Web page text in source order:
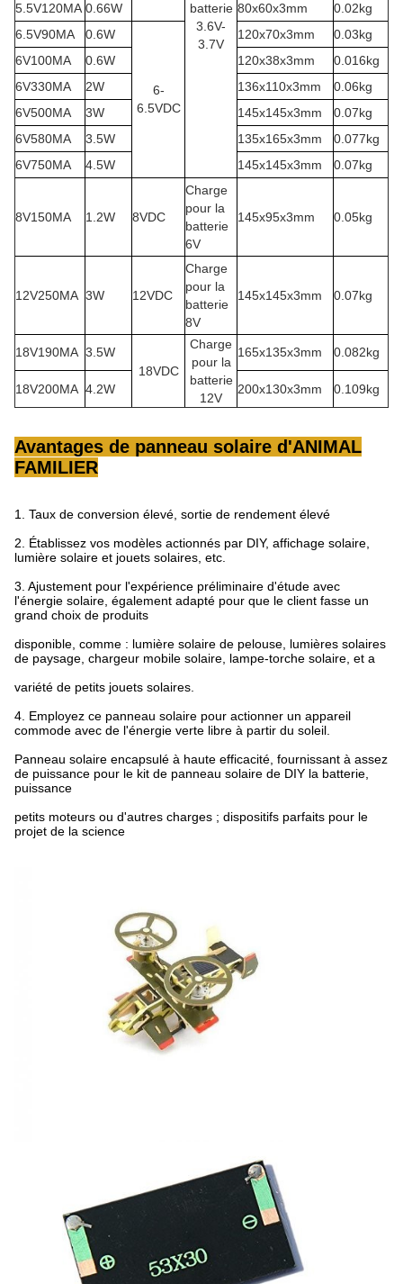
batterie
3.6V-
3.7V
5.5V120MA 0.66W 80x60x3mm
0.02kg
6.5V90MA
0.6W
6-
6.5VDC
120x70x3mm
0.03kg
6V100MA
0.6W 120x38x3mm
0.016kg
6V330MA
2W 136x110x3mm
0.06kg
6V500MA
3W 145x145x3mm
0.07kg
6V580MA
3.5W 135x165x3mm
0.077kg
6V750MA
4.5W 145x145x3mm 0.07kg
8V150MA 1.2W 8VDC
Charge
pour la
batterie
6V
145x95x3mm 0.05kg
12V250MA 3W 12VDC
Charge
pour la
batterie
8V
145x145x3mm 0.07kg
18V190MA 3.5W
18VDC
Charge
pour la
batterie
12V
165x135x3mm 0.082kg
18V200MA 4.2W 200x130x3mm 0.109kg
Avantages de panneau solaire d'ANIMAL
FAMILIER
1. Taux de conversion élevé, sortie de rendement élevé
2. Établissez vos modèles actionnés par DIY, affichage solaire,
lumière solaire et jouets solaires, etc.
3. Ajustement pour l'expérience préliminaire d'étude avec
l'énergie solaire, également adapté pour que le client fasse un
grand choix de produits
disponible, comme : lumière solaire de pelouse, lumières solaires
de paysage, chargeur mobile solaire, lampe-torche solaire, et a
variété de petits jouets solaires.
4. Employez ce panneau solaire pour actionner un appareil
commode avec de l'énergie verte libre à partir du soleil.
Panneau solaire encapsulé à haute efficacité, fournissant à assez
de puissance pour le kit de panneau solaire de DIY la batterie,
puissance
petits moteurs ou d'autres charges ; dispositifs parfaits pour le
projet de la science